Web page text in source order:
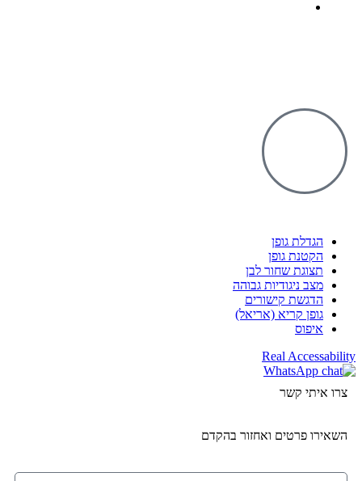
הגדלת גופן
הקטנת גופן
תצוגת שחור לבן
מצב ניגודיות גבוהה
הדגשת קישורים
גופן קריא (אריאל)
איפוס
Real Accessability
צרו איתי קשר
השאירו פרטים ואחזור בהקדם